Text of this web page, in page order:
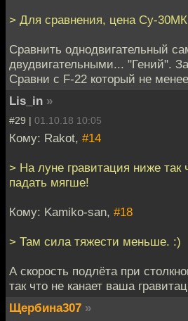
> Для сравнения, цена Су-30МК
Сравнить однодвигательный
двудвигательными... "Гений".
Сравни с F-22 который не
Lis_in »
#29 | 01.10.18 10:05
Кому: Rakot, #14
> На луне гравитация ниже так
падать мягше!
Кому: Kamiko-san, #18
> Там сила тяжести меньше. :)
А скорость подлёта при
так что не канает ваша
Щербина307 »